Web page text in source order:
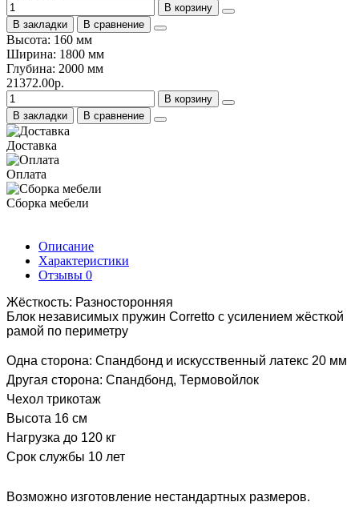
В корзину
В закладки
В сравнение
Высота: 160 мм
Ширина: 1800 мм
Глубина: 2000 мм
21372.00р.
В корзину
В закладки
В сравнение
Доставка
Оплата
Сборка мебели
Описание
Характеристики
Отзывы 0
Жёсткость: Разносторонняя
Блок независимых пружин Corretto с усилением жёсткой
рамой по периметру
Одна сторона: Спандбонд и искусственный латекс 20 мм
Другая сторона: Спандбонд, Термовойлок
Чехол трикотаж
Высота 16 см
Нагрузка до 120 кг
Срок службы 10 лет
Возможно изготовление нестандартных размеров.